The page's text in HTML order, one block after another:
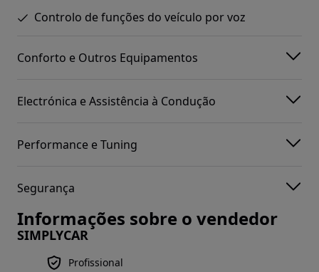
Controlo de funções do veículo por voz
Conforto e Outros Equipamentos
Electrónica e Assistência à Condução
Performance e Tuning
Segurança
Informações sobre o vendedor
SIMPLYCAR
Profissional